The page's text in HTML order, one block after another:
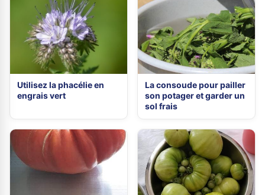
Utilisez la phacélie en
engrais vert
La consoude pour pailler
son potager et garder un
sol frais